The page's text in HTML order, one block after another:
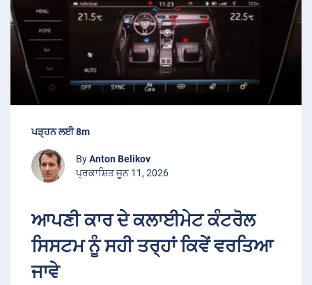
ਪੜ੍ਹਨ ਲਈ 8m
ByAnton Belikov
ਪ੍ਰਕਾਸ਼ਿਤ ਜੂਨ 11, 2026
ਆਪਣੀ ਕਾਰ ਦੇ ਕਲਾਈਮੇਟ ਕੰਟਰੋਲ
ਸਿਸਟਮ ਨੂੰ ਸਹੀ ਤਰ੍ਹਾਂ ਕਿਵੇਂ ਵਰਤਿਆ
ਜਾਵੇ